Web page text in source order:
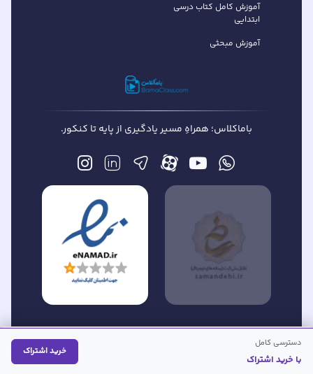
خانه باماکلاسمن
دسترسی کامل
با خرید اشتراک
خرید اشتراک
آموزش کامل کتاب درسی
ابتدایی
آموزش مبحثی
باماکلاس؛ همراهِ مسیر یادگیری از پایه تا کنکور.
تمام حقوق این وبسایت متعلق به « مسیر سبز آموزش